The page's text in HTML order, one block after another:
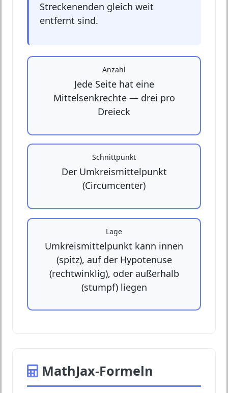
Streckenenden gleich weit
entfernt sind.
Anzahl
Jede Seite hat eine
Mittelsenkrechte — drei pro
Dreieck
Schnittpunkt
Der Umkreismittelpunkt
(Circumcenter)
Lage
Umkreismittelpunkt kann innen
(spitz), auf der Hypotenuse
(rechtwinklig), oder außerhalb
(stumpf) liegen
MathJax-Formeln